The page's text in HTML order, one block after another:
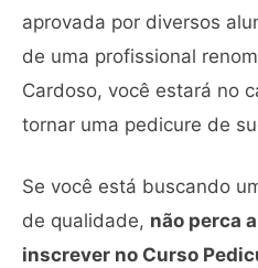
aprovada por diversos
de uma profissional
Cardoso, você estará no
tornar uma pedicure de
Se você está buscando
de qualidade, não perca
inscrever no Curso